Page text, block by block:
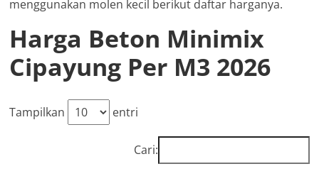
menggunakan molen kecil berikut daftar harganya.
Harga Beton Minimix
Cipayung Per M3 2026
Tampilkan entri
Cari: